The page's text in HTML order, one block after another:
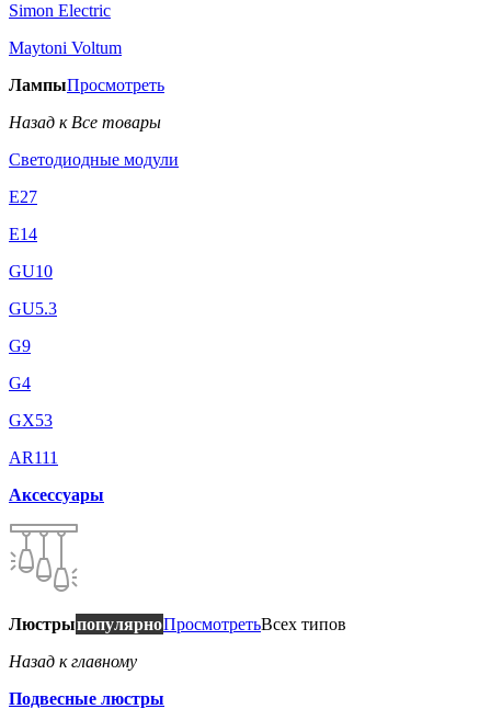
Simon Electric
Maytoni Voltum
ЛампыПросмотреть
Назад к Все товары
Светодиодные модули
E27
E14
GU10
GU5.3
G9
G4
GX53
AR111
Аксессуары
ЛюстрыпопулярноПросмотретьВсех типов
Назад к главному
Подвесные люстры